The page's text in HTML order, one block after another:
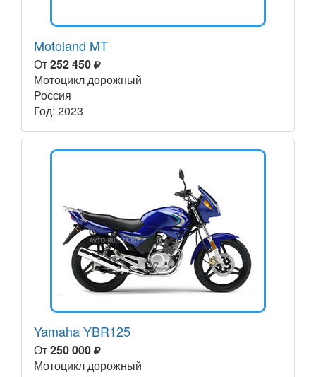
Motoland MT
От252 450
Мотоцикл дорожный
Россия
Год: 2023
Yamaha YBR125
От250 000
Мотоцикл дорожный